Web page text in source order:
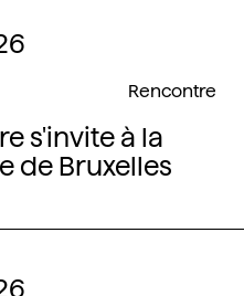
s'invite à la
de Bruxelles
Rencontre